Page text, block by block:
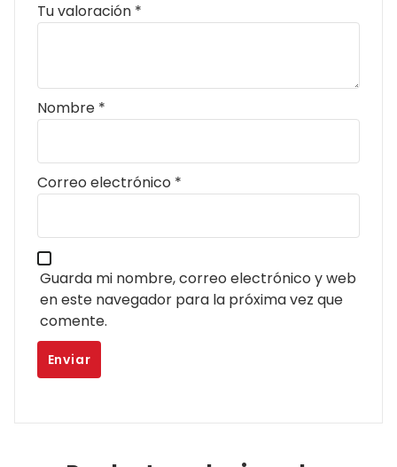
Tu valoración *
Nombre *
Correo electrónico *
Guarda mi nombre, correo electrónico y web
en este navegador para la próxima vez que
comente.